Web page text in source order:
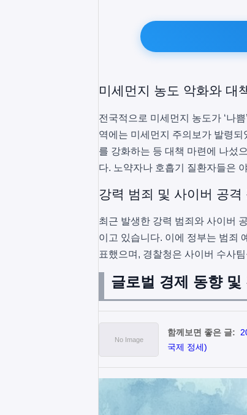
미세먼지 농도 악화와 대
전국적으로 미세먼지 농도가 ‘나
역에는 미세먼지 주의보가 발령
를 강화하는 등 대책 마련에 나섰
다. 노약자나 호흡기 질환자들은
강력 범죄 및 사이버 공격
최근 발생한 강력 범죄와 사이버
이고 있습니다. 이에 정부는 범죄
표했으며, 경찰청은 사이버 수사
글로벌 경제 동향 및
함께보면 좋은 글:
국제 정세)